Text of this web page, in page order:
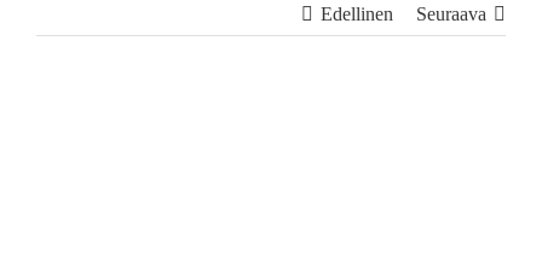
Edellinen Seuraava